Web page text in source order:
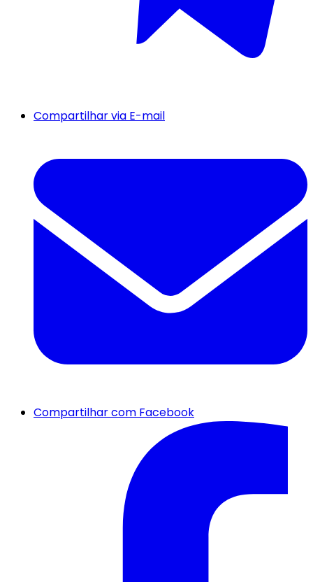
Compartilhar via E-mail
Compartilhar com Facebook